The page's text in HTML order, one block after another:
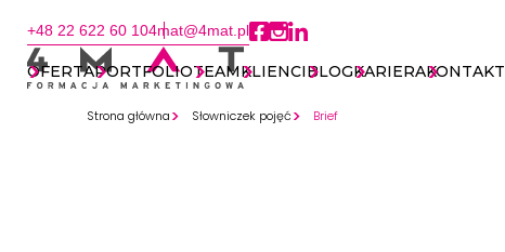
+48 22 622 60 104mat@4mat.pl
OFERTAPORTFOLIOTEAMKLIENCIBLOGKARIERAKONTAKT
Strona główna Słowniczek pojęć Brief